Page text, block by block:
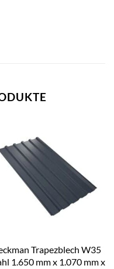
Trapezblech W35
1.650 mm x 1.070 mm x